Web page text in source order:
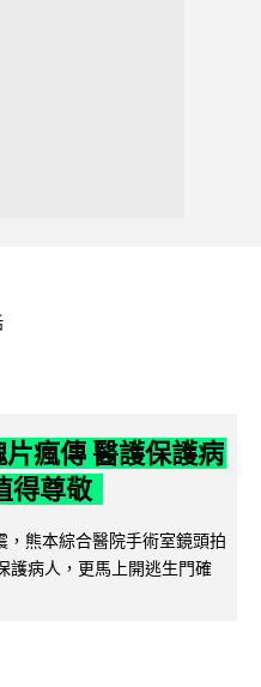
瘋傳 醫護保護病
得尊敬
熊本綜合醫院手術室鏡頭拍
護病人，更馬上開逃生門確